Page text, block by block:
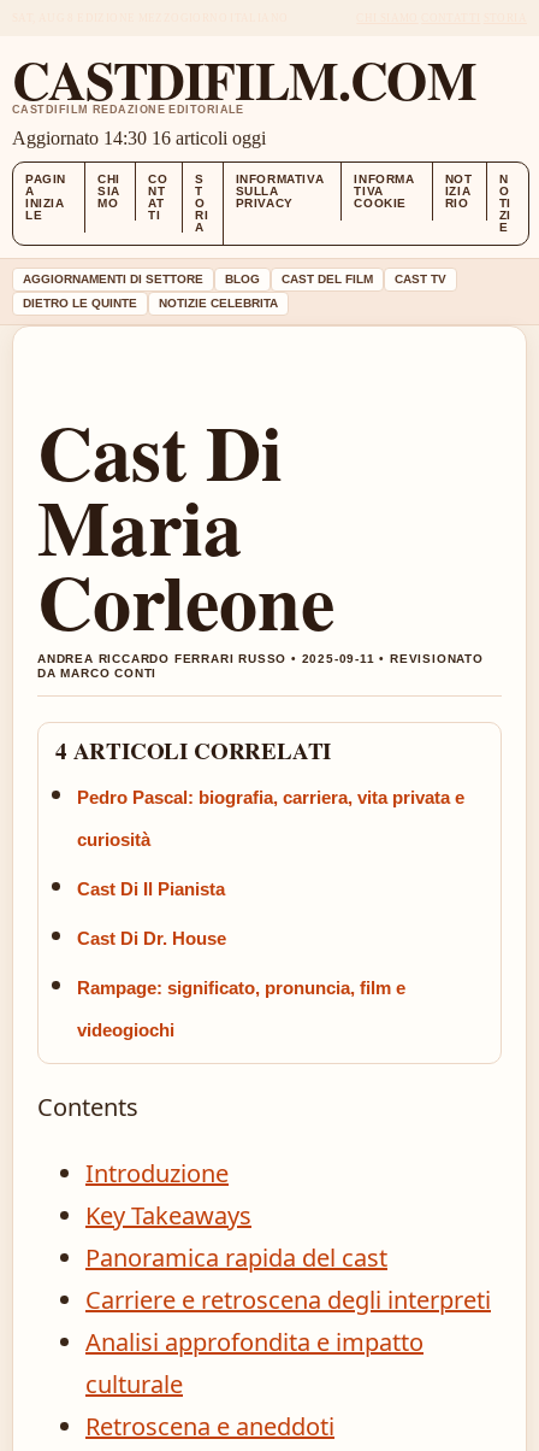
CASTDIFILM.COM
CASTDIFILM REDAZIONE EDITORIALE
Aggiornato 14:30 16 articoli oggi
PAGIN
A
INIZIA
LE
CHI
SIA
MO
CO
NT
AT
TI
S
T
O
RI
A
INFORMATIVA
SULLA
PRIVACY
INFORMA
TIVA
COOKIE
NOT
IZIA
RIO
N
O
TI
ZI
E
AGGIORNAMENTI DI SETTORE BLOG CAST DEL FILM
CAST TV
DIETRO LE QUINTE
NOTIZIE CELEBRITA
Cast Di
Maria
Corleone
ANDREA RICCARDO FERRARI RUSSO • 2025-09-11 • REVISIONATO
DA MARCO CONTI
4 ARTICOLI CORRELATI
Pedro Pascal: biografia, carriera, vita privata e
curiosità
Cast Di Il Pianista
Cast Di Dr. House
Rampage: significato, pronuncia, film e
videogiochi
Contents
Introduzione
Key Takeaways
Panoramica rapida del cast
Carriere e retroscena degli interpreti
Analisi approfondita e impatto
culturale
Retroscena e aneddoti